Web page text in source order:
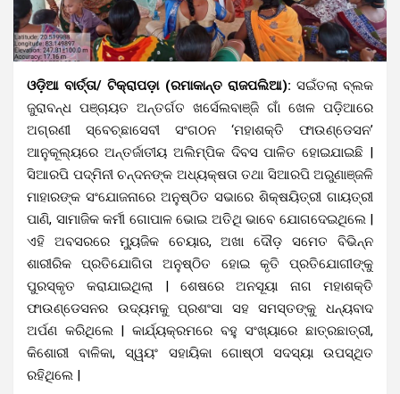
ଓଡ଼ିଆ ବାର୍ତ୍ତା/ ଟିକ୍ରାପଡ଼ା (ରମାକାନ୍ତ ରାଜପଲିଆ): ସଇଁତଲା ବ୍ଲକ
ଜୁରାବନ୍ଧ ପଞ୍ଚାୟତ ଅନ୍ତର୍ଗତ ଖର୍ସେଲବାଞ୍ଜି ଗାଁ ଖେଳ ପଡ଼ିଆରେ
ଅଗ୍ରଣୀ ସ୍ବେଚ୍ଛାସେବୀ ସଂଗଠନ ‘ମହାଶକ୍ତି ଫାଉଣ୍ଡେସନ’
ଆନୁକୂଲ୍ୟରେ ଅନ୍ତର୍ଜାତୀୟ ଅଲିମ୍ପିକ ଦିବସ ପାଳିତ ହୋଇଯାଇଛି |
ସିଆରପି ପଦ୍ମିନୀ ଚନ୍ଦନଙ୍କ ଅଧ୍ୟକ୍ଷତା ତଥା ସିଆରପି ଅରୁଣାଞ୍ଜଳି
ମାହାରଙ୍କ ସଂଯୋଜନାରେ ଅନୁଷ୍ଠିତ ସଭାରେ ଶିକ୍ଷୟିତ୍ରୀ ଗାୟତ୍ରୀ
ପାଣି, ସାମାଜିକ କର୍ମୀ ଗୋପାଳ ଭୋଇ ଅତିଥି ଭାବେ ଯୋଗଦେଇଥିଲେ |
ଏହି ଅବସରରେ ମ୍ୟୁଜିକ ଚେୟାର, ଅଖା ଦୌଡ଼ ସମେତ ବିଭିନ୍ନ
ଶାରୀରିକ ପ୍ରତିଯୋଗିତା ଅନୁଷ୍ଠିତ ହୋଇ କୃତି ପ୍ରତିଯୋଗୀଙ୍କୁ
ପୁରସ୍କୃତ କରାଯାଇଥିଲା | ଶେଷରେ ଅନସୂୟା ନାଗ ମହାଶକ୍ତି
ଫାଉଣ୍ଡେସନର ଉଦ୍ୟମକୁ ପ୍ରଶଂସା ସହ ସମସ୍ତଙ୍କୁ ଧନ୍ୟବାଦ
ଅର୍ପଣ କରିଥିଲେ | କାର୍ଯ୍ୟକ୍ରମରେ ବହୁ ସଂଖ୍ୟାରେ ଛାତ୍ରଛାତ୍ରୀ,
କିଶୋରୀ ବାଳିକା, ସ୍ୱୟଂ ସହାୟିକା ଗୋଷ୍ଠୀ ସଦସ୍ୟା ଉପସ୍ଥିତ
ରହିଥିଲେ |